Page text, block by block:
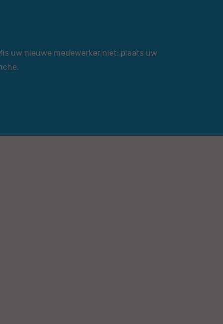
uw nieuwe medewerker niet: plaats uw